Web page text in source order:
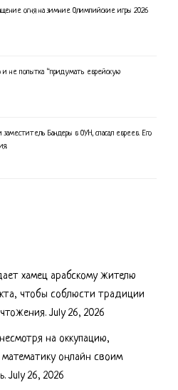
огня на зимние Олимпийские игры 2026
не попытка “придумать еврейскую
заместитель Бандеры в ОУН, спасал евреев. Его
хамец арабскому жителю
чтобы соблюсти традиции
July 26, 2026
на оккупацию,
онлайн своим
July 26, 2026